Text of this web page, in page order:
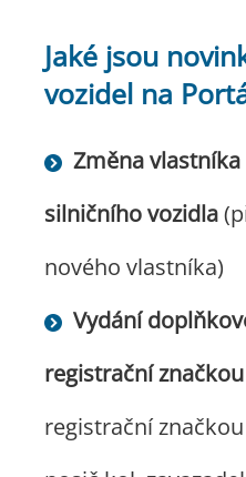
Jaké jsou
vozidel na
Změna
silničního vozidla
nového vlastníka)
Vydání
registrační značkou
registrační